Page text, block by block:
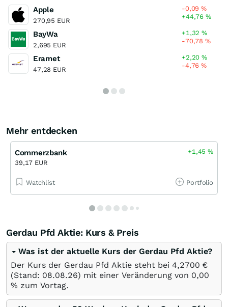
Apple
270,95 EUR
-0,09%
+44,76%
BayWa
2,695 EUR
+1,32%
-70,78%
Eramet
47,28 EUR
+2,20%
-4,76%
Mehr entdecken
Commerzbank
39,17 EUR
+1,45%
Watchlist Portfolio
Gerdau Pfd Aktie: Kurs & Preis
Was ist der aktuelle Kurs der Gerdau Pfd Aktie?
Der Kurs der Gerdau Pfd Aktie steht bei 4,2700 €
(Stand: 08.08.26) mit einer Veränderung von 0,00
% zum Vortag.